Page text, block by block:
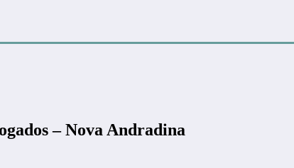
– Nova Andradina